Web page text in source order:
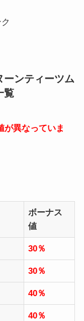
ーンティーツム
覧
が異なっていま
ボーナス
値
30％
30％
40％
40％